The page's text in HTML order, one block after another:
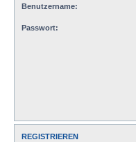
Benutzername:
Passwort:
REGISTRIEREN